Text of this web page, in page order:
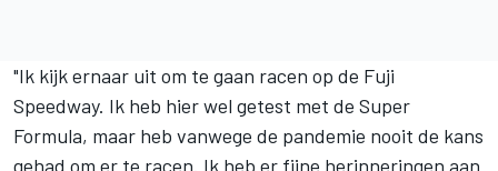
"Ik kijk ernaar uit om te gaan racen op de Fuji
Speedway. Ik heb hier wel getest met de Super
Formula, maar heb vanwege de pandemie nooit de kans
gehad om er te racen. Ik heb er fijne herinneringen aan